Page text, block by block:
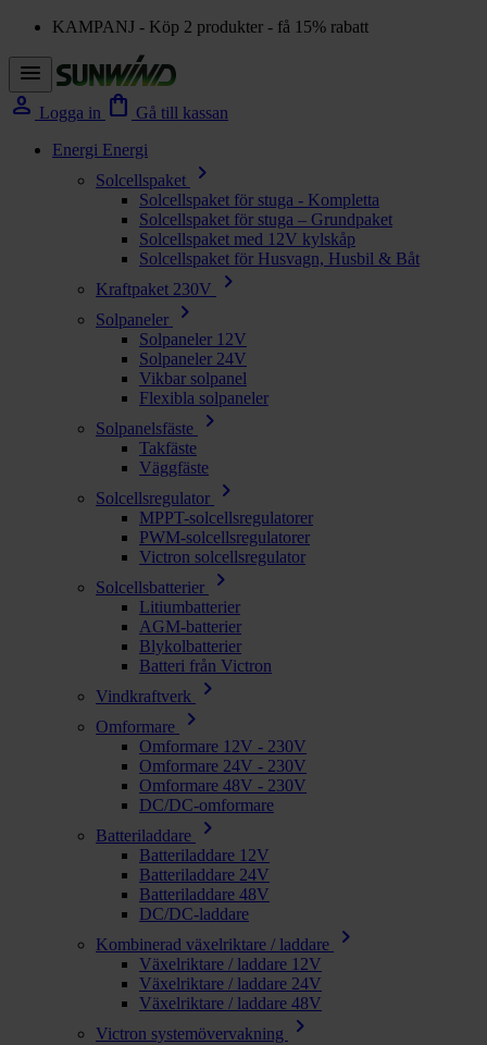
KAMPANJ - Köp 2 produkter - få 15% rabatt
menu
person Logga in shopping_bag Gå till kassan
Energi Energi
Solcellspaket
chevron_right
Solcellspaket för stuga - Kompletta
Solcellspaket för stuga – Grundpaket
Solcellspaket med 12V kylskåp
Solcellspaket för Husvagn, Husbil & Båt
Kraftpaket 230V
chevron_right
Solpaneler chevron_right
Solpaneler 12V
Solpaneler 24V
Vikbar solpanel
Flexibla solpaneler
Solpanelsfäste
chevron_right
Takfäste
Väggfäste
Solcellsregulator
chevron_right
MPPT-solcellsregulatorer
PWM-solcellsregulatorer
Victron solcellsregulator
Solcellsbatterier
chevron_right
Litiumbatterier
AGM-batterier
Blykolbatterier
Batteri från Victron
Vindkraftverk
chevron_right
Omformare chevron_right
Omformare 12V - 230V
Omformare 24V - 230V
Omformare 48V - 230V
DC/DC-omformare
Batteriladdare
chevron_right
Batteriladdare 12V
Batteriladdare 24V
Batteriladdare 48V
DC/DC-laddare
Kombinerad växelriktare / laddare
chevron_right
Växelriktare / laddare 12V
Växelriktare / laddare 24V
Växelriktare / laddare 48V
Victron systemövervakning
chevron_right